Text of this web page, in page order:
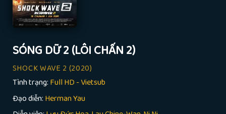
SÓNG DỮ 2 (LÔI CHẤN 2)
SHOCK WAVE 2 (2020)
Tình trạng: Full HD - Vietsub
Đạo diễn: Herman Yau